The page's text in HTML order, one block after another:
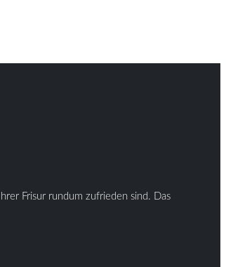
Frisur rundum zufrieden sind. Das